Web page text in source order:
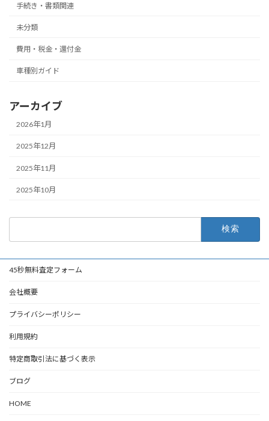
手続き・書類関連
未分類
費用・税金・還付金
車種別ガイド
アーカイブ
2026年1月
2025年12月
2025年11月
2025年10月
45秒無料査定フォーム
会社概要
プライバシーポリシー
利用規約
特定商取引法に基づく表示
ブログ
HOME